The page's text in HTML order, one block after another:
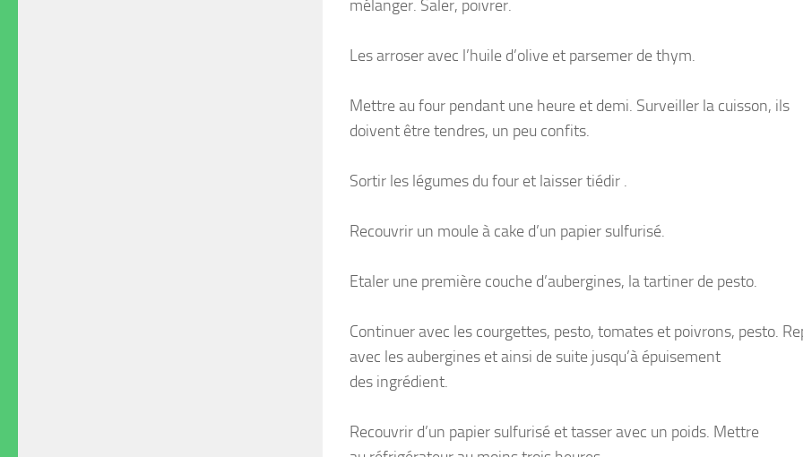
mélanger. Saler, poivrer.
Les arroser avec l’huile d’olive et parsemer de thym.
Mettre au four pendant une heure et demi. Surveiller la cuisson, ils
doivent être tendres, un peu confits.
Sortir les légumes du four et laisser tiédir .
Recouvrir un moule à cake d’un papier sulfurisé.
Etaler une première couche d’aubergines, la tartiner de pesto.
Continuer avec les courgettes, pesto, tomates et poivrons, pesto.
avec les aubergines et ainsi de suite jusqu’à épuisement
des ingrédient.
Recouvrir d’un papier sulfurisé et tasser avec un poids. Mettre